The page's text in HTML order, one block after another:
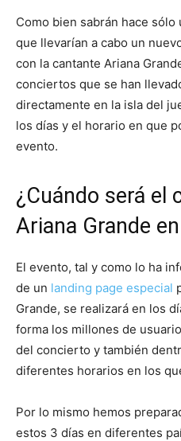
Como bien sabrán hace
que llevarían a cabo un
con la cantante Ariana
conciertos que se han
directamente en la isla del
los días y el horario en que
evento.
¿Cuándo será el
Ariana Grande
El evento, tal y como lo ha
de un landing page especial
Grande, se realizará en los
forma los millones de
del concierto y también
diferentes horarios en los
Por lo mismo hemos
estos 3 días en diferentes